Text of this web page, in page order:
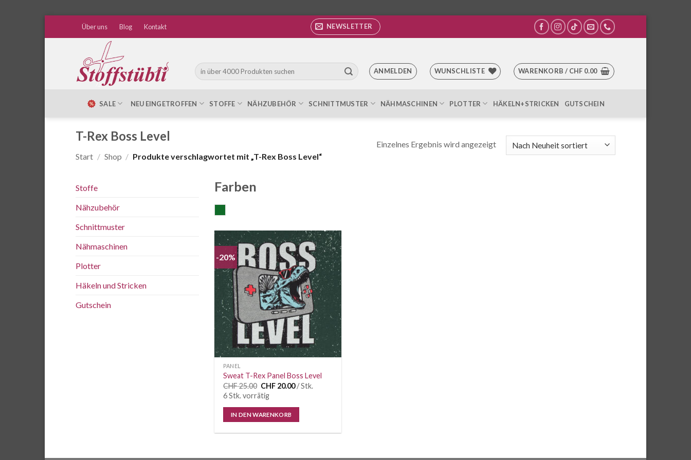
Über uns Blog Kontakt NEWSLETTER
Suche
nach:
ANMELDEN WUNSCHLISTE WARENKORB / CHF 0.00
SALE NEU EINGETROFFEN STOFFE NÄHZUBEHÖR SCHNITTMUSTER NÄHMASCHINEN PLOTTER HÄKELN+STRICKEN GUTSCHEIN
T-Rex Boss Level
Start / Shop / Produkte verschlagwortet mit „T-Rex Boss Level“
Einzelnes Ergebnis wird angezeigt
Stoffe
Nähzubehör
Schnittmuster
Nähmaschinen
Plotter
Häkeln und Stricken
Gutschein
Farben
-20%
Auf die
Wunschliste
PANEL
Sweat T-Rex Panel Boss Level
CHF25.00 Ursprünglicher
Preis
war:
CHF 25.00
CHF 20.00Aktueller
CHF 20.00.
/ Stk.
6 Stk. vorrätig
IN DEN WARENKORB